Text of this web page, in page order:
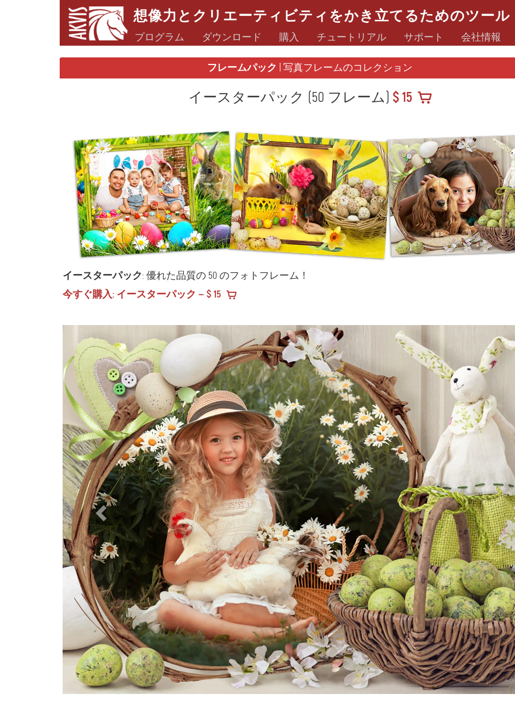
想像力とクリエーティビティをかき立てるためのツール
プログラム ダウンロード 購入 チュートリアル サポート 会社情報
フレームパック | 写真フレームのコレクション
イースターパック (50 フレーム) $ 15
イースターパック: 優れた品質の 50 のフォトフレーム！
今すぐ購入: イースターパック — $ 15